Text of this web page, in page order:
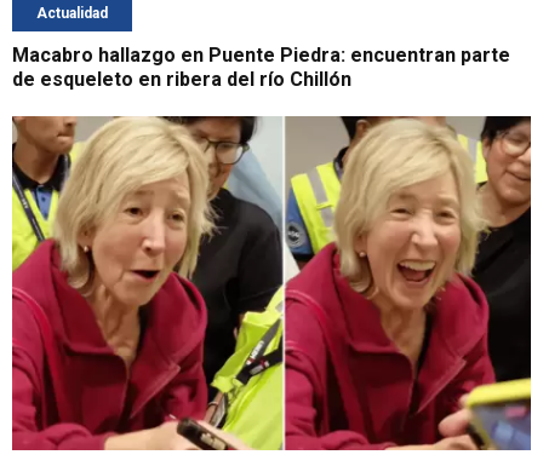
Actualidad
Macabro hallazgo en Puente Piedra: encuentran parte
de esqueleto en ribera del río Chillón